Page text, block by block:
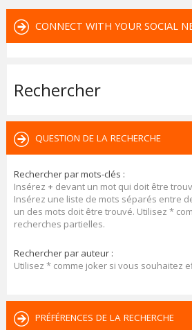
CONNECT WITH YOUR SOCIAL
Rechercher
QUESTION DE LA RECHERCHE
Rechercher par mots-clés :
Insérez + devant un mot qui doit être
Insérez une liste de mots séparés entre
un des mots doit être trouvé. Utilisez *
recherches partielles.
Rechercher par auteur :
Utilisez * comme joker si vous souhaitez
PRÉFÉRENCES DE LA RECHERCHE